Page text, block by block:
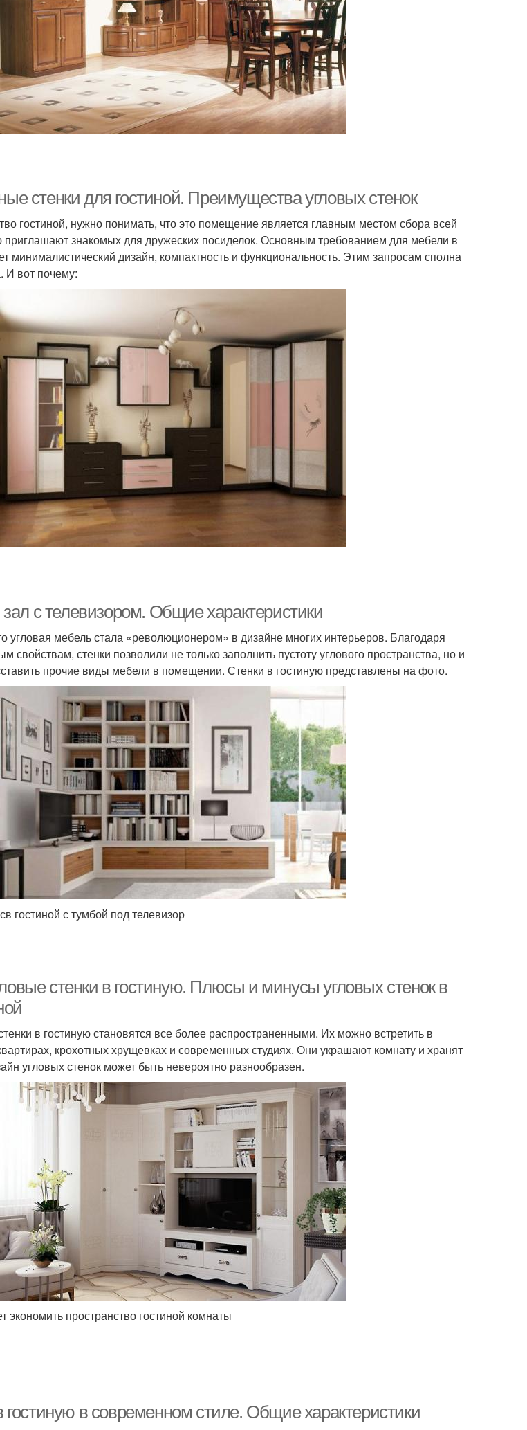
стенки для гостиной. Преимущества угловых стенок
гостиной, нужно понимать, что это помещение является главным местом сбора всей
приглашают знакомых для дружеских посиделок. Основным требованием для мебели в
минималистический дизайн, компактность и функциональность. Этим запросам сполна
И вот почему:
зал с телевизором. Общие характеристики
угловая мебель стала «революционером» в дизайне многих интерьеров. Благодаря
свойствам, стенки позволили не только заполнить пустоту углового пространства, но и
прочие виды мебели в помещении. Стенки в гостиную представлены на фото.
гостиной с тумбой под телевизор
стенки в гостиную. Плюсы и минусы угловых стенок в
в гостиную становятся все более распространенными. Их можно встретить в
крохотных хрущевках и современных студиях. Они украшают комнату и хранят
угловых стенок может быть невероятно разнообразен.
экономить пространство гостиной комнаты
гостиную в современном стиле. Общие характеристики